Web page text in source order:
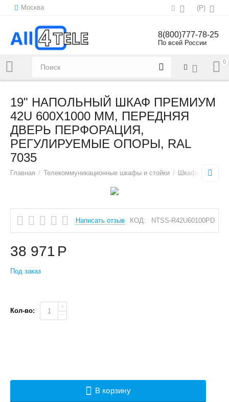
Москва (Р)
Напишите нам:sales@all4tele.com
8(800)777-78-25
По всей России
0
19" НАПОЛЬНЫЙ ШКАФ ПРЕМИУМ
42U 600Х1000 ММ, ПЕРЕДНЯЯ
ДВЕРЬ ПЕРФОРАЦИЯ,
РЕГУЛИРУЕМЫЕ ОПОРЫ, RAL
7035
Главная / Телекоммуникационные шкафы и стойки / Шкафы
Написать отзыв КОД: NTSS-R42U60100PD
38 971 Р
Под заказ
Кол-во:
+
−
В корзину